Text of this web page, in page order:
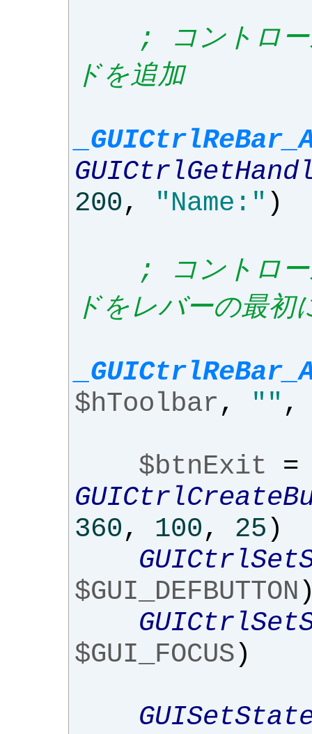
; コントロー
ドを追加
200, "Name:" )
; コントロー
ドをレバーの最初
$hToolbar , "" ,
$btnExit
=
360, 100, 25 )
$GUI_DEFBUTTON
$GUI_FOCUS)